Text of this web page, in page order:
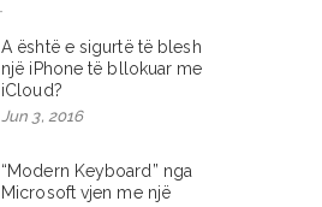
A është e sigurtë të blesh
një iPhone të bllokuar me
iCloud?
Jun 3, 2016
“Modern Keyboard” nga
Microsoft vjen me një